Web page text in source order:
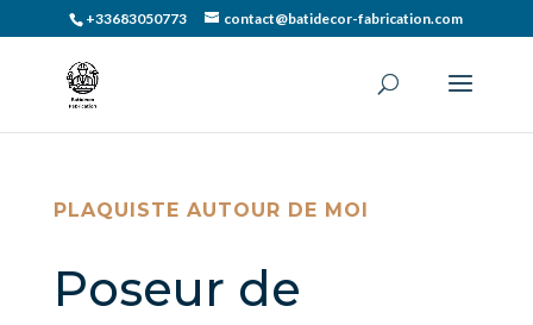
+33683050773 contact@batidecor-fabrication.com
PLAQUISTE AUTOUR DE MOI
Poseur de